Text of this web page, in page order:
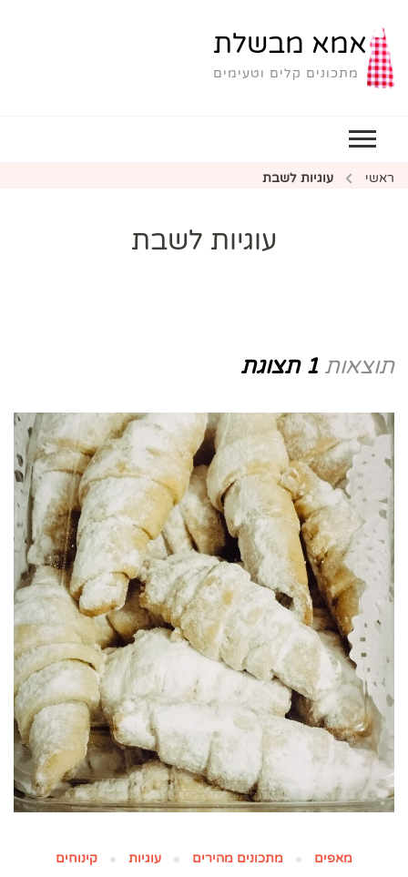
אמא מבשלת
מתכונים קלים וטעימים
ראשי עוגיות לשבת
עוגיות לשבת
תוצאות 1 תצוגת
מאפים מתכונים מהירים עוגיות קינוחים